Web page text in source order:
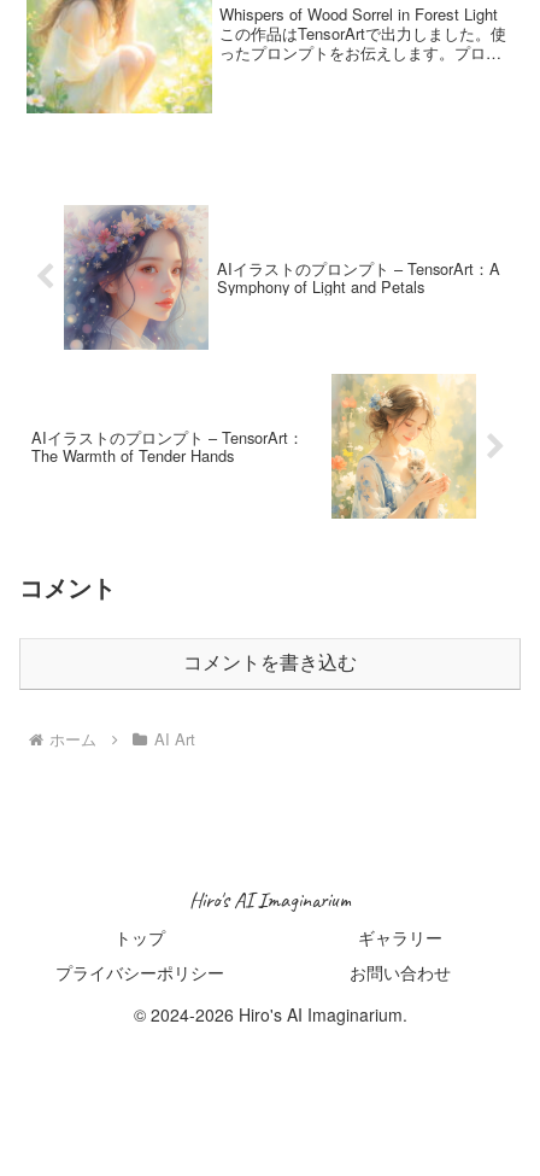
Whispers of Wood Sorrel in Forest Light
この作品はTensorArtで出力しました。使
ったプロンプトをお伝えします。プロン
AIイラストのプロンプト – TensorArt：A
Symphony of Light and Petals
AIイラストのプロンプト – TensorArt：
The Warmth of Tender Hands
コメント
コメントを書き込む
ホーム AI Art
Hiro's AI Imaginarium
トップ
ギャラリー
プライバシーポリシー
お問い合わせ
© 2024-2026 Hiro's AI Imaginarium.